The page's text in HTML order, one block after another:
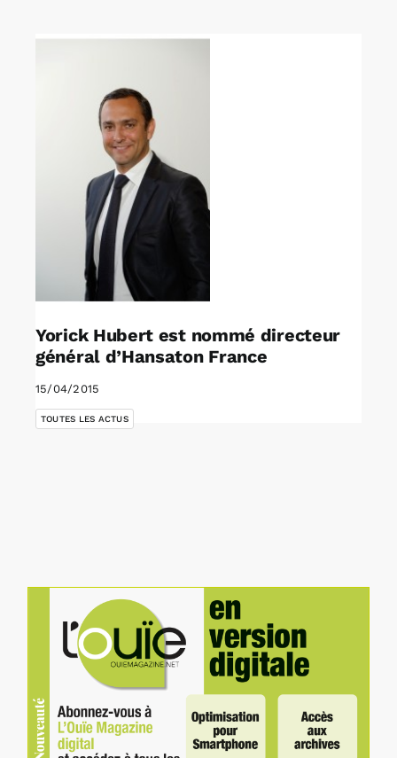
Annonces emploi
Yorick Hubert est nommé directeur
général d’Hansaton France
15/04/2015
TOUTES LES ACTUS